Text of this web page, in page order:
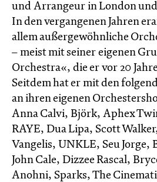
und Arrangeur in London
In den vergangenen Jahren
allem außergewöhnliche
– meist mit seiner eigenen
Orchestra«, die er vor 20
Seitdem hat er mit den
an ihren eigenen
Anna Calvi, Björk, Aphex
RAYE, Dua Lipa, Scott
Vangelis, UNKLE, Seu Jorge,
John Cale, Dizzee Rascal,
Anohni, Sparks, The